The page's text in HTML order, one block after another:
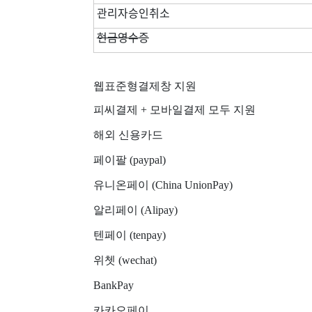
관리자승인취소
현금영수증
웹표준형결제창 지원
피씨결제 + 모바일결제 모두 지원
해외 신용카드
페이팔 (paypal)
유니온페이 (China UnionPay)
알리페이 (Alipay)
텐페이 (tenpay)
위쳇 (wechat)
BankPay